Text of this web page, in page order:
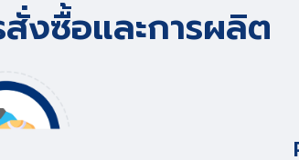
สั่งซื้อและการผลิต